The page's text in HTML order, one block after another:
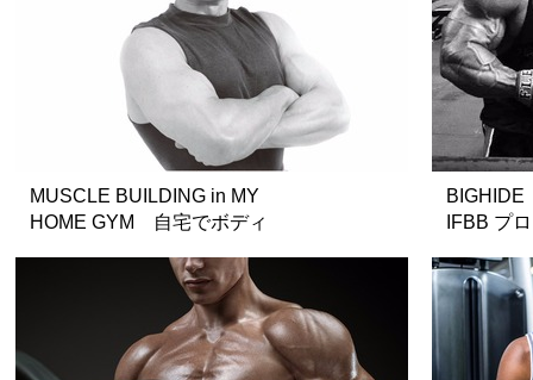
MUSCLE BUILDING in MY
HOME GYM 自宅でボディ
円から始めるホームボディ
ビル 第12回 バーベルを
使ったホーム・トレーニン
グ〈その3〉
IFBB プ